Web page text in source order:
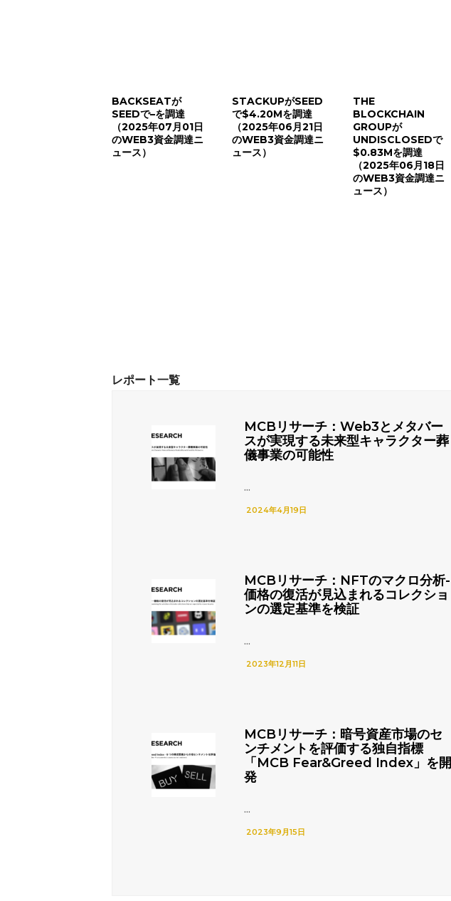
BACKSEATが
SEEDで–を調達
（2025年07月01日
のWEB3資金調達ニ
ュース）
STACKUPがSEED
で$4.20Mを調達
（2025年06月21日
のWEB3資金調達ニ
ュース）
THE
BLOCKCHAIN
GROUPが
UNDISCLOSEDで
$0.83Mを調達
（2025年06月18日
のWEB3資金調達ニ
ュース）
MCBリサーチ：Web3とメタバー
スが実現する未来型キャラクター葬
儀事業の可能性
...
2024年4月19日
MCBリサーチ：NFTのマクロ分析-
価格の復活が見込まれるコレクショ
ンの選定基準を検証
...
2023年12月11日
MCBリサーチ：暗号資産市場のセ
ンチメントを評価する独自指標
「MCB Fear&Greed Index」を開
発
...
2023年9月15日